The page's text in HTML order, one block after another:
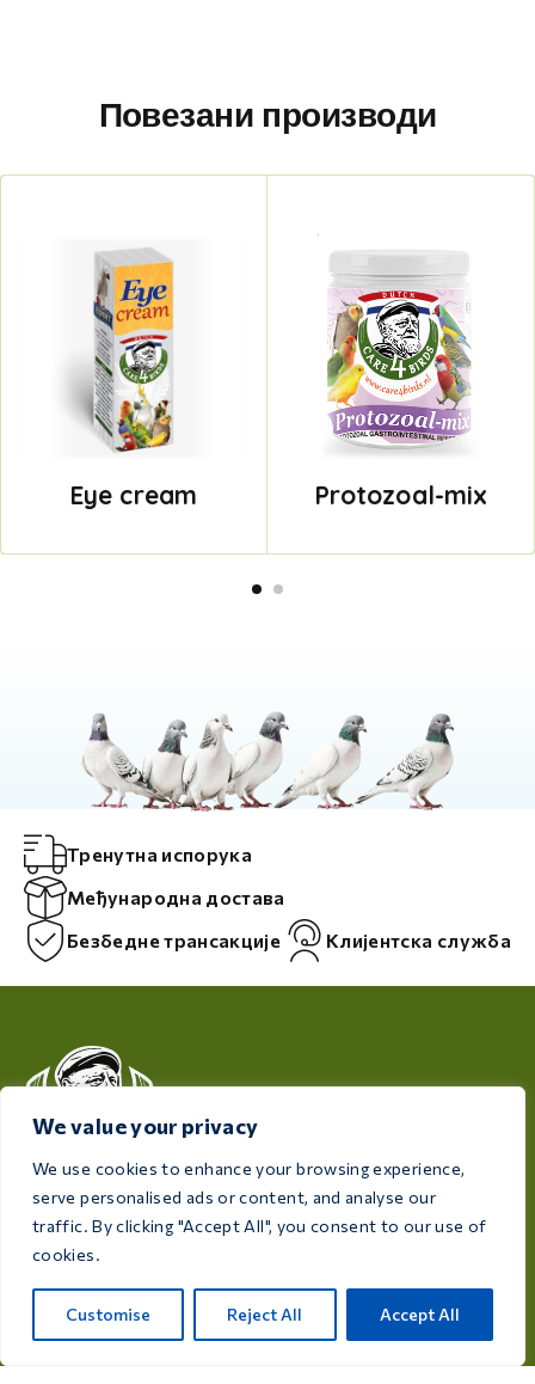
We value your privacy
We use cookies to enhance your browsing experience,
serve personalised ads or content, and analyse our
traffic. By clicking "Accept All", you consent to our use of
cookies.
Customise Reject All Accept All
Повезани производи
Eye cream Protozoal-mix
Тренутна испорука
Међународна достава
Безбедне трансакције
Клијентска служба
Посвећена здрављу и добробити ваших птица,
Care 4 Birds нуди висококвалитетне производе
дизајниране да задовоље потребе сваког
Ријксвег 28а, 7975 RT Уффелте, Холандија